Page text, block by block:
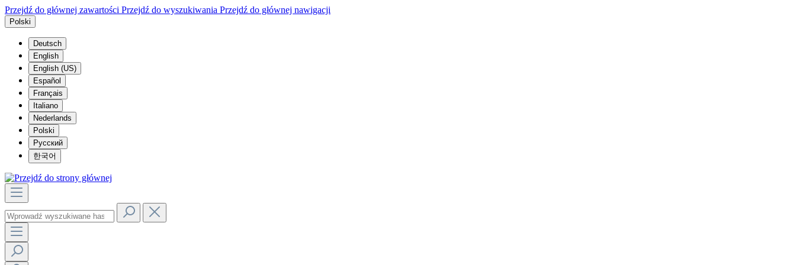
Przejdź do głównej zawartości Przejdź do wyszukiwania Przejdź do głównej nawigacji
Polski
Deutsch
English
English (US)
Español
Français
Italiano
Nederlands
Polski
Русский
한국어